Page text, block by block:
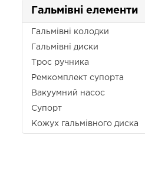
Гальмівні елементи
Гальмівні колодки
Гальмівні диски
Трос ручника
Ремкомплект супорта
Вакуумний насос
Супорт
Кожух гальмівного диска